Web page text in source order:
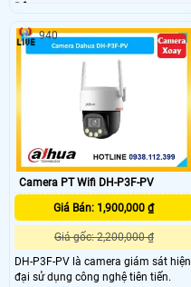
Camera PT Wifi DH-P3F-PV
Giá Bán: 1,900,000 ₫
Giá gốc: 2,200,000 ₫
DH-P3F-PV là camera giám sát hiện
đại sử dụng công nghệ tiên tiến.
940